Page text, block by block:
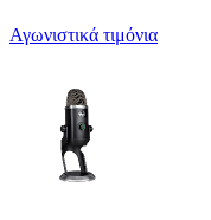
Αγωνιστικά τιμόνια